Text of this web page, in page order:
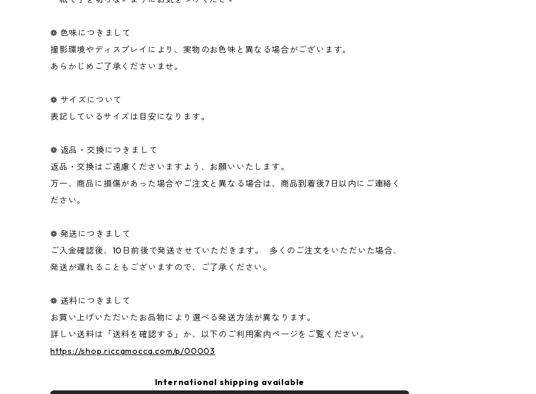
❁ 色味につきまして
撮影環境やディスプレイにより、実物のお色味と異なる場合がございます。
あらかじめご了承くださいませ。
❁ サイズについて
表記しているサイズは目安になります。
❁ 返品・交換につきまして
返品・交換はご遠慮くださいますよう、お願いいたします。
万一、商品に損傷があった場合やご注文と異なる場合は、商品到着後7日以内にご連絡く
ださい。
❁ 発送につきまして
ご入金確認後、10日前後で発送させていただきます。 多くのご注文をいただいた場合、
発送が遅れることもございますので、ご了承ください。
❁ 送料につきまして
お買い上げいただいたお品物により選べる発送方法が異なります。
詳しい送料は「送料を確認する」か、以下のご利用案内ページをご覧ください。
https://shop.riccamocca.com/p/00003
International shipping available